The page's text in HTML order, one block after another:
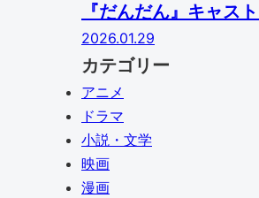
『だんだん』キャス
2026.01.29
カテゴリー
アニメ
ドラマ
小説・文学
映画
漫画